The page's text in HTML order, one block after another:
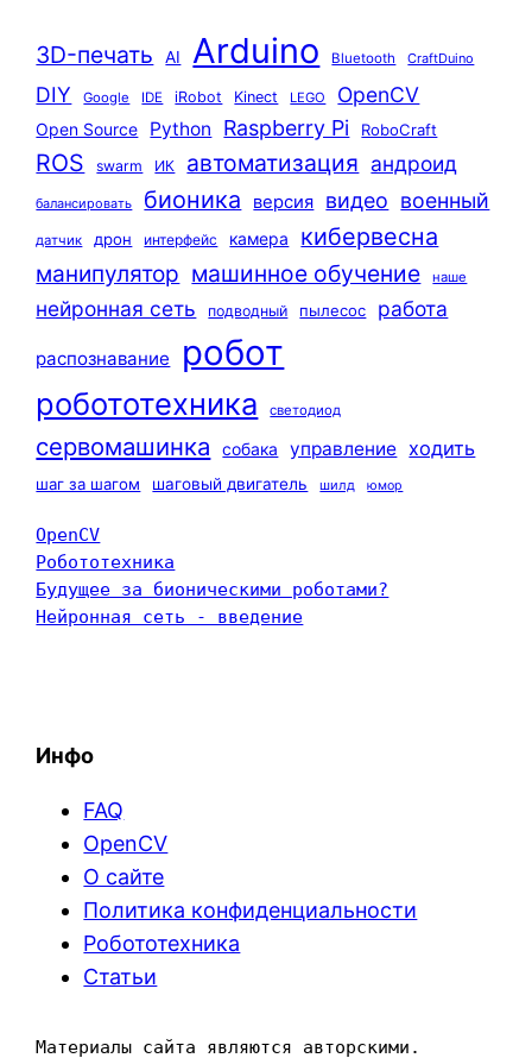
3D-печать AI Arduino Bluetooth CraftDuino
DIY Google IDE iRobot Kinect LEGO OpenCV
Open Source Python Raspberry Pi RoboCraft
ROS swarm ИК автоматизация андроид
балансировать бионика версия видео военный
датчик дрон интерфейс камера кибервесна
манипулятор машинное обучение наше
нейронная сеть подводный пылесос работа
распознавание робот
робототехника светодиод
сервомашинка собака управление ходить
шаг за шагом шаговый двигатель шилд юмор
OpenCV
Робототехника
Будущее за бионическими роботами?
Нейронная сеть - введение
Инфо
FAQ
OpenCV
О сайте
Политика конфиденциальности
Робототехника
Статьи
Материалы сайта являются авторскими.